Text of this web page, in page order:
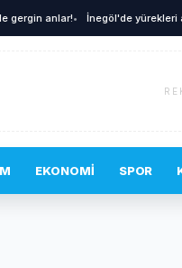
anlar!• İnegöl'de yürekleri ağza
EKONOMI SPOR